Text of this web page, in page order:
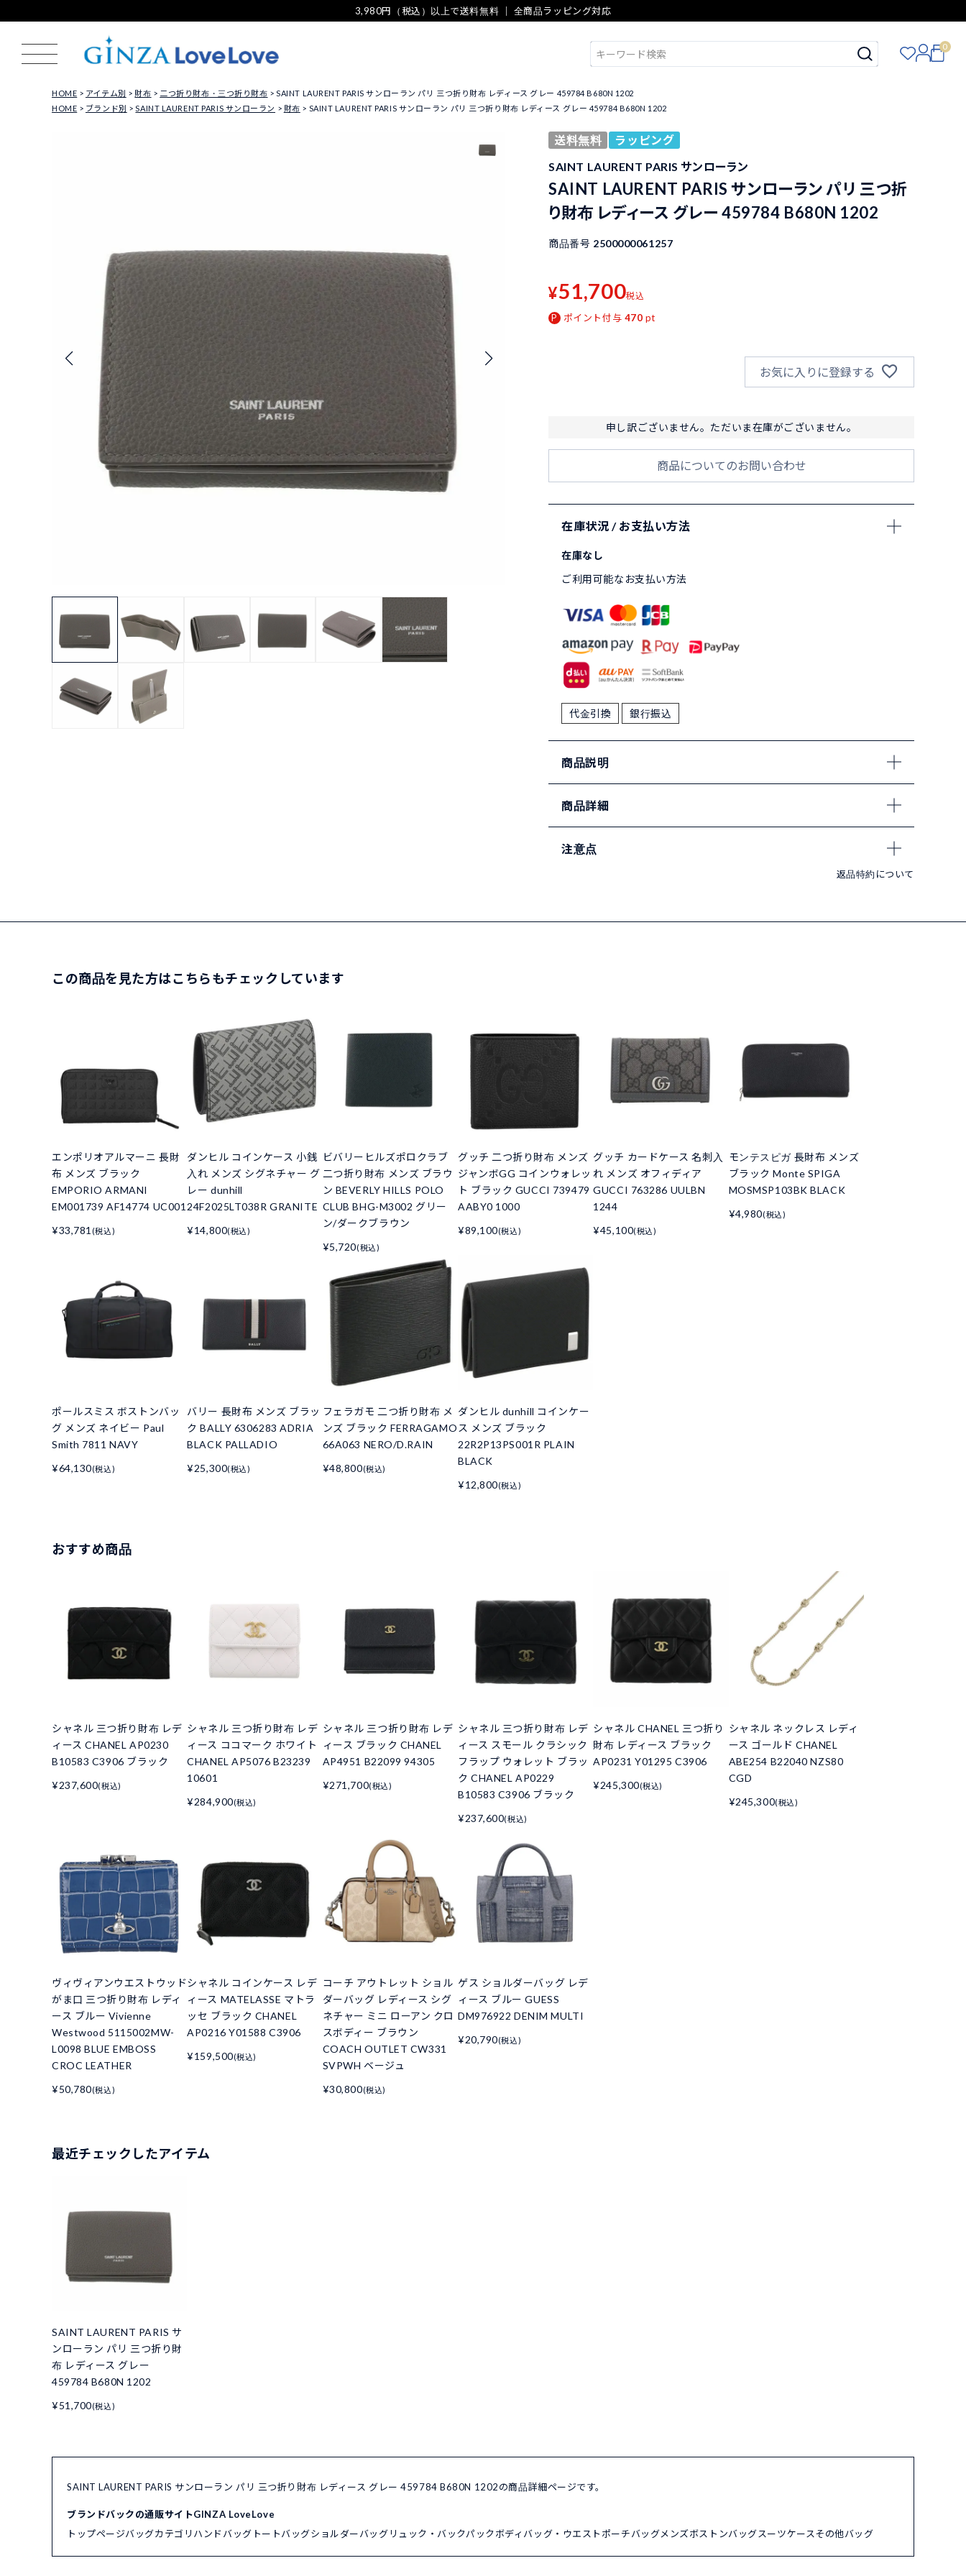
3,980円（税込）以上で送料無料 ｜ 全商品ラッピング対応
0
HOME アイテム別 財布 二つ折り財布・三つ折り財布
SAINT LAURENT PARIS サンローラン パリ 三つ折り財布 レディース グレー 459784 B680N 1202
HOME
ブランド別 SAINT LAURENT PARIS サンローラン 財布 SAINT LAURENT PARIS サンローラン パリ 三つ折り財布 レディース グレー 459784 B680N 1202
送料無料
ラッピング
SAINT LAURENT PARIS サンローラン
SAINT LAURENT PARIS サンローラン パリ 三つ折
り財布 レディース グレー 459784 B680N 1202
商品番号 2500000061257
¥51,700税込
ポイント付与 470 pt
お気に入りに登録する
申し訳ございません。ただいま在庫がございません。
商品についてのお問い合わせ
在庫状況 / お支払い方法
在庫なし
ご利用可能なお支払い方法
代金引換 銀行振込
商品説明
商品詳細
注意点
返品特約について
この商品を見た方はこちらもチェックしています
エンポリオアルマーニ 長財
布 メンズ ブラック
EMPORIO ARMANI
EM001739 AF14774 UC001
¥33,781 (税込)
ダンヒル コインケース 小銭
入れ メンズ シグネチャー グ
レー dunhill
24F2025LT038R GRANITE
¥14,800(税込)
ビバリーヒルズポロクラブ
二つ折り財布 メンズ ブラウ
ン BEVERLY HILLS POLO
CLUB BHG-M3002 グリー
ン/ダークブラウン
¥5,720(税込)
グッチ 二つ折り財布 メンズ
ジャンボGG コインウォレッ
ト ブラック GUCCI 739479
AABY0 1000
¥89,100(税込)
グッチ カードケース 名刺入
れ メンズ オフィディア
GUCCI 763286 UULBN
1244
¥45,100(税込)
モンテスピガ 長財布 メンズ
ブラック Monte SPIGA
MOSMSP103BK BLACK
¥4,980(税込)
ポールスミス ボストンバッ
グ メンズ ネイビー Paul
Smith 7811 NAVY
¥64,130(税込)
バリー 長財布 メンズ ブラッ
ク BALLY 6306283 ADRIA
BLACK PALLADIO
¥25,300(税込)
フェラガモ 二つ折り財布 メ
ンズ ブラック FERRAGAMO
66A063 NERO/D.RAIN
¥48,800(税込)
ダンヒル dunhill コインケー
ス メンズ ブラック
22R2P13PS001R PLAIN
BLACK
¥12,800(税込)
おすすめ商品
シャネル 三つ折り財布 レデ
ィース CHANEL AP0230
B10583 C3906 ブラック
¥237,600(税込)
シャネル 三つ折り財布 レデ
ィース ココマーク ホワイト
CHANEL AP5076 B23239
10601
¥284,900(税込)
シャネル 三つ折り財布 レデ
ィース ブラック CHANEL
AP4951 B22099 94305
¥271,700(税込)
シャネル 三つ折り財布 レデ
ィース スモール クラシック
フラップ ウォレット ブラッ
ク CHANEL AP0229
B10583 C3906 ブラック
¥237,600(税込)
シャネル CHANEL 三つ折り
財布 レディース ブラック
AP0231 Y01295 C3906
¥245,300(税込)
シャネル ネックレス レディ
ース ゴールド CHANEL
ABE254 B22040 NZS80
CGD
¥245,300(税込)
ヴィヴィアンウエストウッド
がま口 三つ折り財布 レディ
ース ブルー Vivienne
Westwood 5115002MW-
L0098 BLUE EMBOSS
CROC LEATHER
¥50,780(税込)
シャネル コインケース レデ
ィース MATELASSE マトラ
ッセ ブラック CHANEL
AP0216 Y01588 C3906
¥159,500(税込)
コーチ アウトレット ショル
ダーバッグ レディース シグ
ネチャー ミニ ローアン クロ
スボディー ブラウン
COACH OUTLET CW331
SVPWH ベージュ
¥30,800(税込)
ゲス ショルダーバッグ レデ
ィース ブルー GUESS
DM976922 DENIM MULTI
¥20,790(税込)
最近チェックしたアイテム
SAINT LAURENT PARIS サ
ンローラン パリ 三つ折り財
布 レディース グレー
459784 B680N 1202
¥51,700(税込)
SAINT LAURENT PARIS サンローラン パリ 三つ折り財布 レディース グレー 459784 B680N 1202の商品詳細ページです。
ブランドバックの通販サイトGINZA LoveLove
トップページバッグカテゴリ ハンドバッグ トートバッグショルダーバッグリュック・バックパックボディバッグ・ウエストポーチバッグメンズボストンバッグスーツケースその他バッグ